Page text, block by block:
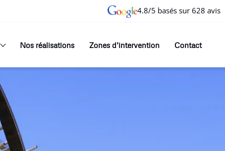
4.8/5 basés sur 628 avis
Nos réalisations Zones d’intervention Contact